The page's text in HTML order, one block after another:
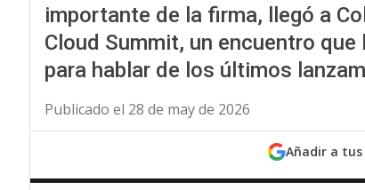
importante de la firma, llegó a
Cloud Summit, un encuentro
para hablar de los últimos
Publicado el 28 de may de 2026
Añadir a